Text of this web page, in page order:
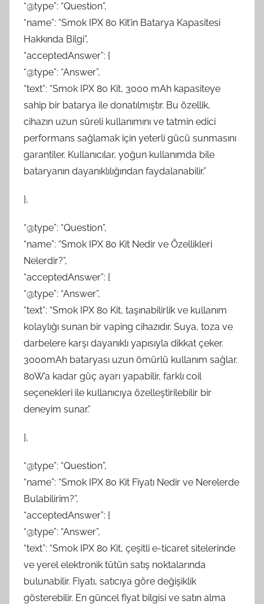
“@type”: “Question”,
“name”: “Smok IPX 80 Kit’in Batarya Kapasitesi
Hakkında Bilgi”,
“acceptedAnswer”: {
“@type”: “Answer”,
“text”: “Smok IPX 80 Kit, 3000 mAh kapasiteye
sahip bir batarya ile donatılmıştır. Bu özellik,
cihazın uzun süreli kullanımını ve tatmin edici
performans sağlamak için yeterli gücü sunmasını
garantiler. Kullanıcılar, yoğun kullanımda bile
bataryanın dayanıklılığından faydalanabilir.”
},
“@type”: “Question”,
“name”: “Smok IPX 80 Kit Nedir ve Özellikleri
Nelerdir?”,
“acceptedAnswer”: {
“@type”: “Answer”,
“text”: “Smok IPX 80 Kit, taşınabilirlik ve kullanım
kolaylığı sunan bir vaping cihazıdır. Suya, toza ve
darbelere karşı dayanıklı yapısıyla dikkat çeker.
3000mAh bataryası uzun ömürlü kullanım sağlar.
80W’a kadar güç ayarı yapabilir, farklı coil
seçenekleri ile kullanıcıya özelleştirilebilir bir
deneyim sunar.”
},
“@type”: “Question”,
“name”: “Smok IPX 80 Kit Fiyatı Nedir ve Nerelerde
Bulabilirim?”,
“acceptedAnswer”: {
“@type”: “Answer”,
“text”: “Smok IPX 80 Kit, çeşitli e-ticaret sitelerinde
ve yerel elektronik tütün satış noktalarında
bulunabilir. Fiyatı, satıcıya göre değişiklik
gösterebilir. En güncel fiyat bilgisi ve satın alma